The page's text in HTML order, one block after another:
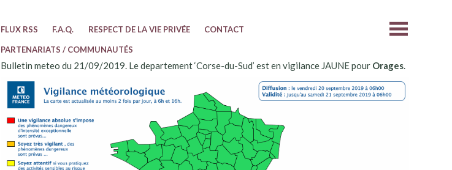
FLUX RSS
F.A.Q. RESPECT DE LA VIE PRIVÉE CONTACT
PARTENARIATS / COMMUNAUTÉS
Bulletin meteo du 21/09/2019. Le departement ‘Corse-du-Sud’ est en vigilance JAUNE pour Orages.